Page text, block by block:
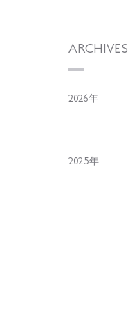
ARCHIVES
2026年
2025年